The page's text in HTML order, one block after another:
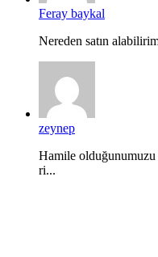
Feray baykal
Nereden satın
zeynep
Hamile olduğunumuzu
ri...